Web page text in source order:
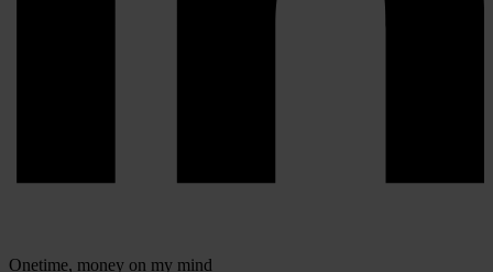
Onetime, money on my mind